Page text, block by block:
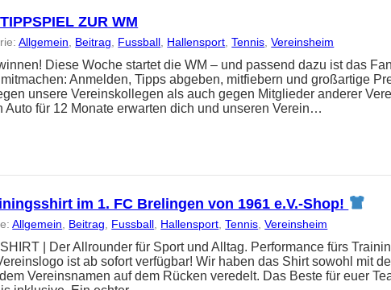
ZUR WM
Allgemein, Beitrag, Fussball, Hallensport, Tennis, Vereinsheim
Diese Woche startet die WM – und passend dazu ist das
Anmelden, Tipps abgeben, mitfiebern und großartige
unsere Vereinskollegen als auch gegen Mitglieder anderer
Auto für 12 Monate erwarten dich und unseren Verein…
im 1. FC Brelingen von 1961 e.V.-Shop!
Allgemein Beitrag Fussball Hallensport , Tennis , Vereinsheim
| Der Allrounder für Sport und Alltag. Performance fürs
ist ab sofort verfügbar! Wir haben das Shirt sowohl mit
Vereinsnamen auf dem Rücken veredelt. Das Beste für euer